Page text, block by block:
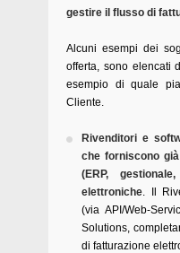
gestire il flusso di
Alcuni esempi dei
offerta, sono elencati
esempio di quale
Cliente.
Rivenditori e
che forniscono
(ERP,
elettroniche. Il
(via API/Web-
Solutions,
di fatturazione